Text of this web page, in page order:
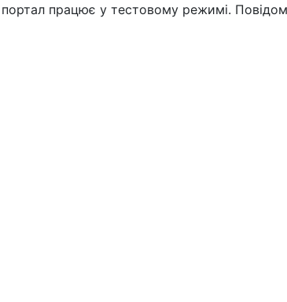
портал працює у тестовому режимі.